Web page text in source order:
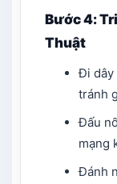
Bước 4:
Thuật
Đi dây
tránh
Đấu
mạng
Đánh